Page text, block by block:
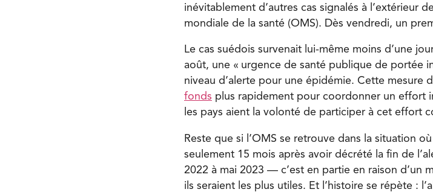
inévitablement d’autres cas signalés à l’extérieur
mondiale de la santé (OMS). Dès vendredi, un
Le cas suédois survenait lui-même moins d’une
août, une « urgence de santé publique de portée
niveau d’alerte pour une épidémie. Cette mesure
fonds plus rapidement pour coordonner un effort
les pays aient la volonté de participer à cet effort
Reste que si l’OMS se retrouve dans la situation
seulement 15 mois après avoir décrété la fin de
2022 à mai 2023 — c’est en partie en raison d’un
ils seraient les plus utiles. Et l’histoire se répète :